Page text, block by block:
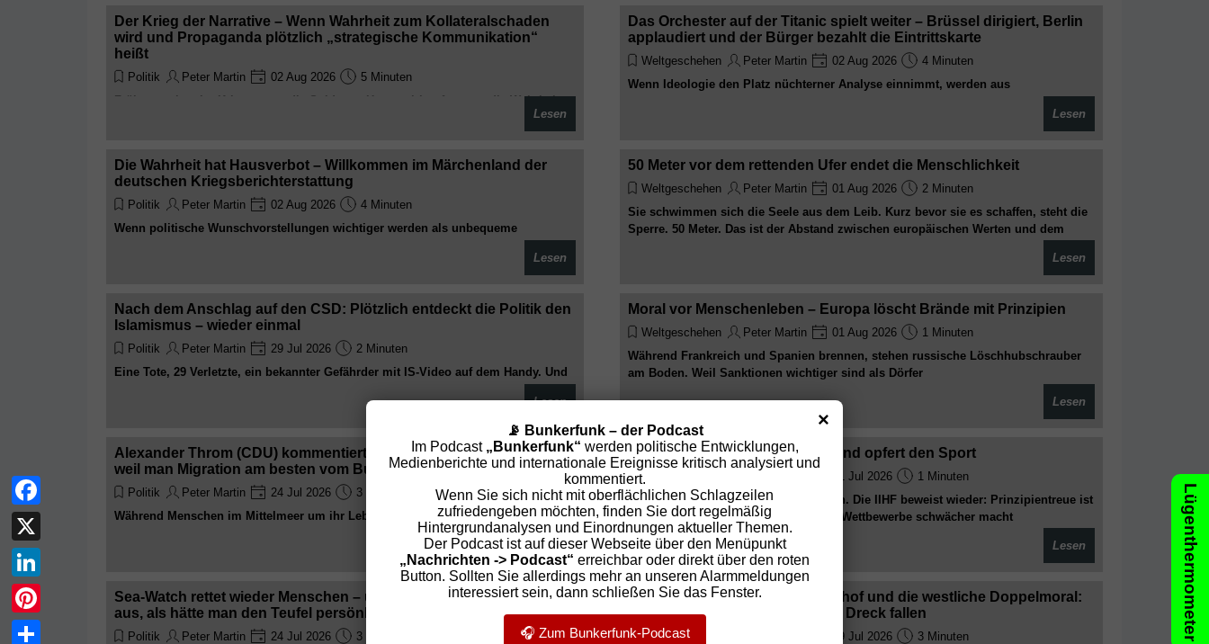
Das Orchester auf der Titanic spielt weiter – Brüssel dirigiert, Berlin
applaudiert und der Bürger bezahlt die Eintrittskarte
Weltgeschehen Peter Martin 02 Aug 2026
4 Minuten
Wenn Ideologie den Platz nüchterner Analyse einnimmt, werden aus
moralische Überlegenheit feiert, schreibt die Realität längst ihre eigene, weitLesen
50 Meter vor dem rettenden Ufer endet die Menschlichkeit
Weltgeschehen Peter Martin 01 Aug 2026
2 Minuten
Sie schwimmen sich die Seele aus dem Leib. Kurz bevor sie es schaffen, steht die
Sperre. 50 Meter. Das ist der Abstand zwischen europäischen Werten und dem
Lesen
Moral vor Menschenleben – Europa löscht Brände mit Prinzipien
Weltgeschehen Peter Martin 01 Aug 2026
1 Minuten
Während Frankreich und Spanien brennen, stehen russische Löschhubschrauber
am Boden. Weil Sanktionen wichtiger sind als Dörfer
Lesen
Weltverband rettet die Moral – und opfert den Sport
Weltgeschehen 31 Jul 2026
1 Minuten
Russland und Belarus bleiben draußen. Die IIHF beweist wieder: Prinzipientreue ist
toll, solange sie nichts kostet und die Wettbewerbe schwächer macht
Lesen
Der Internationale Strafgerichtshof und die westliche Doppelmoral:
Wenn die Heiligen selbst in den Dreck fallen
Weltgeschehen 29 Jul 2026
3 Minuten
Der Krieg der Narrative – Wenn Wahrheit zum Kollateralschaden
wird und Propaganda plötzlich „strategische Kommunikation“
heißt
Politik Peter Martin 02 Aug 2026
5 Minuten
Früher starben im Krieg zuerst die Soldaten. Heute stirbt oft zuerst die Wahrheit.
Anschließend marschieren Pressestellen, Thinktanks und Fernsehstudios auf das
Schlachtfeld – bewaffnet mit Schlagzeilen, Moral und der festen Überzeugung,
Lesen
Die Wahrheit hat Hausverbot – Willkommen im Märchenland der
deutschen Kriegsberichterstattung
Politik Peter Martin 02 Aug 2026
4 Minuten
Wenn politische Wunschvorstellungen wichtiger werden als unbequeme
eingeordnet. Und das Publikum soll glauben, dass Schwarz eigentlich Weiß ist –
Lesen
Nach dem Anschlag auf den CSD: Plötzlich entdeckt die Politik den
Islamismus – wieder einmal
Politik Peter Martin 29 Jul 2026
2 Minuten
Eine Tote, 29 Verletzte, ein bekannter Gefährder mit IS-Video auf dem Handy. Und
schärferen Gesetzen und das große Vergessen, bis zum nächsten Mal
Lesen
Alexander Throm (CDU) kommentiert Sea-Watch aus der Ferne –
weil man Migration am besten vom Bundestagsbüro aus beurteilt
Politik Peter Martin 24 Jul 2026
3 Minuten
Während Menschen im Mittelmeer um ihr Leben kämpfen, sitzt der CDU-Mann
bequem im Studio und erklärt die Welt. Experte für Seenotrettung per Bildschirm
Lesen
Sea-Watch rettet wieder Menschen – und halb Deutschland flippt
aus, als hätte man den Teufel persönlich an Bord geholt
Politik Peter Martin 24 Jul 2026
3 Minuten
Lügenthermometer
×
📡 Bunkerfunk – der Podcast
Im Podcast „Bunkerfunk“ werden politische Entwicklungen,
Medienberichte und internationale Ereignisse kritisch analysiert und
kommentiert.
Wenn Sie sich nicht mit oberflächlichen Schlagzeilen
zufriedengeben möchten, finden Sie dort regelmäßig
Hintergrundanalysen und Einordnungen aktueller Themen.
Der Podcast ist auf dieser Webseite über den Menüpunkt
„Nachrichten -> Podcast“ erreichbar oder direkt über den roten
Button. Sollten Sie allerdings mehr an unseren Alarmmeldungen
interessiert sein, dann schließen Sie das Fenster.
🎧 Zum Bunkerfunk-Podcast
Facebook
X
LinkedIn
Pinterest